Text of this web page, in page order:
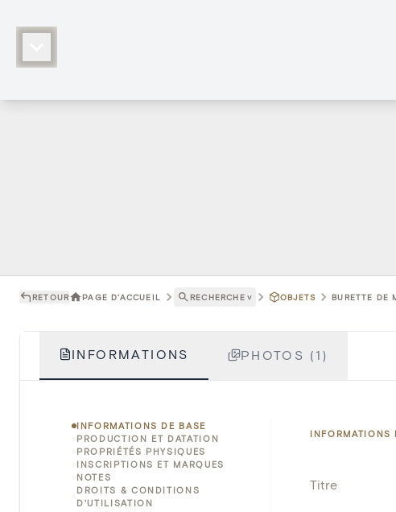
RETOUR PAGE D'ACCUEIL RECHERCHE ˅ OBJETS BURETTE DE
INFORMATIONS PHOTOS (1)
INFORMATIONS DE BASE
PRODUCTION ET DATATION
PROPRIÉTÉS PHYSIQUES
INSCRIPTIONS ET MARQUES
NOTES
DROITS & CONDITIONS
D'UTILISATION
INFORMATIONS
Titre